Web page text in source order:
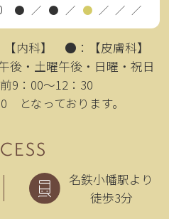
休診
出席の
察を行
● ／ ● ／ ● ／ ／ ／
【内科】 ● ：
【皮膚科】
後・土曜午後・日曜・祝日
9：00～12：30
となっております。
名鉄小幡駅より
徒歩3分